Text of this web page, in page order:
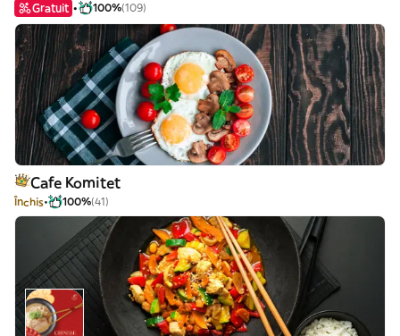
Gratuit 100%(109)
Cafe Komitet
Închis 100%(41)